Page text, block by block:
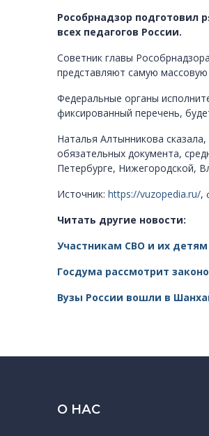
Рособрнадзор подготовил
всех педагогов России.
Советник главы
представляют самую массовую
Федеральные органы
фиксированный перечень,
Наталья Алтынникова
обязательных документа,
Петербурге, Нижегородской,
Источник: https://vuzopedia.ru/,
Читать другие новости:
Участникам СВО и их
Госдума рассмотрит
Вузы России вошли в
О НАС